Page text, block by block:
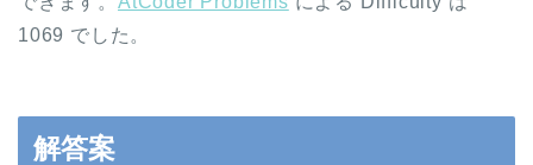
1069 でした。
解答案